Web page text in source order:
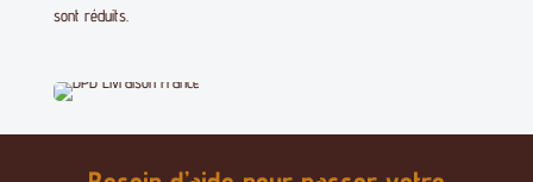
sont réduits.